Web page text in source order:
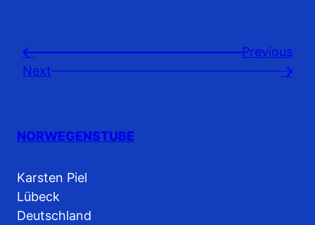
←
Previousㅤ
Next
→
NORWEGENSTUBE
Karsten Piel
Lübeck
Deutschland